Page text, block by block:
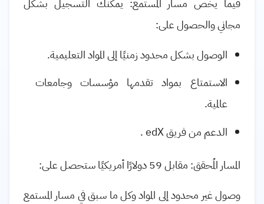
فيما يخص مسار المستمع: يمكنك التسجيل بشكل
مجاني والحصول على:
الوصول بشكل محدود زمنيًا إلى المواد التعليمية.
الاستمتاع بمواد تقدمها مؤسسات وجامعات
عالمية.
الدعم من فريقedX
.
المسار المُحقق: مقابل 59 دولارًا أمريكيًا ستحصل على
:
وصول غير محدود إلى المواد وكل ما سبق في مسار المستمع